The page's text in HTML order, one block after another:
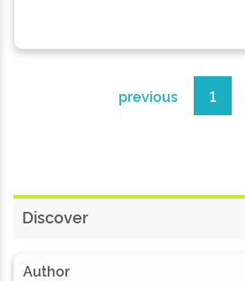
previous 1
Discover
Author